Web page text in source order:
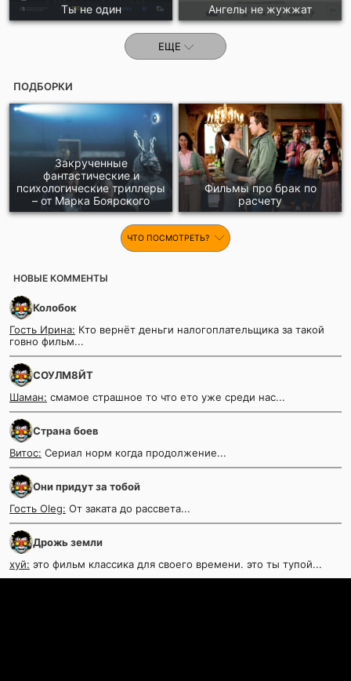
Ты не один Ангелы не жужжат
ЕЩЕ
ПОДБОРКИ
Закрученные
фантастические и
психологические триллеры
– от Марка Боярского
Фильмы про брак по
расчету
ЧТО ПОСМОТРЕТЬ?
НОВЫЕ КОММЕНТЫ
Колобок
Гость Ирина: Кто вернёт деньги налогоплательщика за такой
говно фильм...
СОУЛМ8ЙТ
Шаман: смамое страшное то что ето уже среди нас...
Страна боев
Витос: Сериал норм когда продолжение...
Они придут за тобой
Гость Oleg: От заката до рассвета...
Дрожь земли
хуй: это фильм классика для своего времени. это ты тупой...